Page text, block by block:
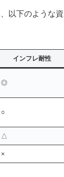
以下のような
インフレ耐性
◎
○
△
×